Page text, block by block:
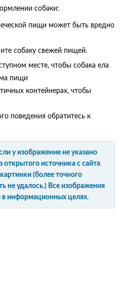
собаки:
пищи может быть вредно
собаку свежей пищей.
месте, чтобы собака ела
пищи
контейнерах, чтобы
поведения обратитесь к
у изображение не указано
открытого источника с сайта
(более точного
не удалось.) Все изображения
в информационных целях.